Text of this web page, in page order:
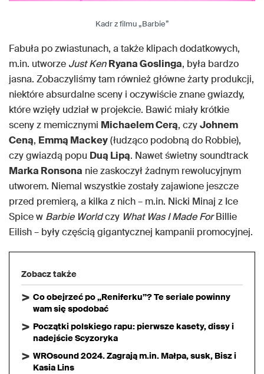
Kadr z filmu „Barbie”
Fabuła po zwiastunach, a także klipach dodatkowych,
m.in. utworze Just Ken Ryana Goslinga, była bardzo
jasna. Zobaczyliśmy tam również główne żarty produkcji,
niektóre absurdalne sceny i oczywiście znane gwiazdy,
które wzięły udział w projekcie. Bawić miały krótkie
sceny z memicznymi Michaelem Cerą, czyJohnem
Ceną, Emmą Mackey(łudząco podobną do Robbie),
czy gwiazdą popu Duą Lipą. Nawet świetny soundtrack
Marka Ronsona nie zaskoczył żadnym rewolucyjnym
utworem. Niemal wszystkie zostały zajawione jeszcze
przed premierą, a kilka z nich – m.in. Nicki Minaj z Ice
Spice w Barbie Worldczy What Was I Made ForBillie
Eilish – były częścią gigantycznej kampanii promocyjnej.
Zobacz także
Co obejrzeć po „Reniferku”? Te seriale powinny
wam się spodobać
Początki polskiego rapu: pierwsze kasety, dissy i
nadejście Scyzoryka
WROsound 2024. Zagrają m.in. Małpa, susk, Bisz i
Kasia Lins